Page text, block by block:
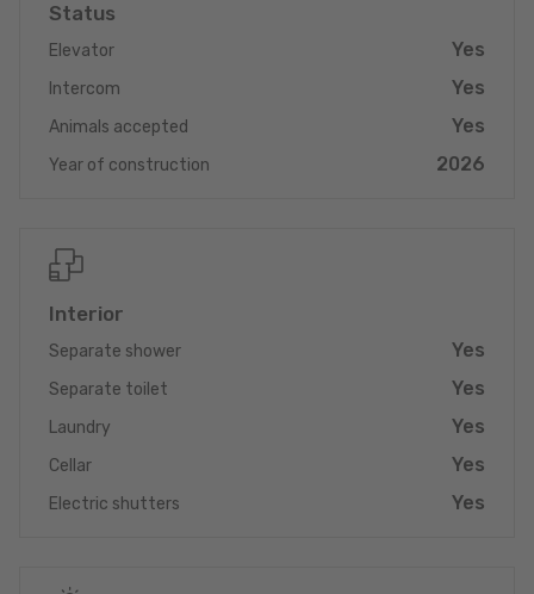
Prix app. C7 avec empl. int. TTC 17% : EUR 446.241,-
détaillée, veuillez nous contacter par email info@immonord.lu
Proposition de crédit/financement à taux compétitif auprès
expérimenté négocier votre demande de crédit immobilier au
Status
Elevator Yes
Intercom Yes
Animals accepted Yes
Year of construction 2026
Interior
Separate shower Yes
Separate toilet Yes
Laundry Yes
Cellar Yes
Electric shutters Yes